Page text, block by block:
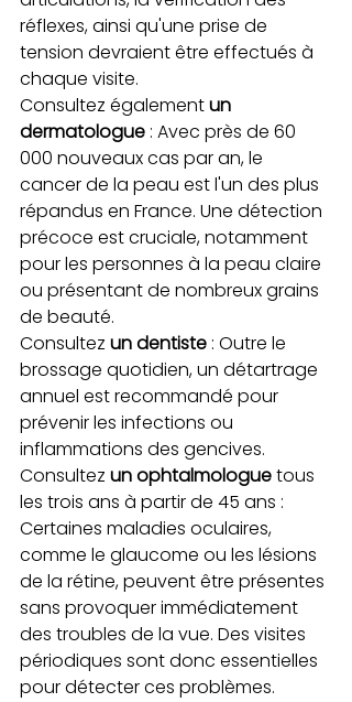
réflexes, ainsi qu'une prise de
tension devraient être effectués à
chaque visite.
Consultez également un
dermatologue : Avec près de 60
000 nouveaux cas par an, le
cancer de la peau est l'un des plus
répandus en France. Une détection
précoce est cruciale, notamment
pour les personnes à la peau claire
ou présentant de nombreux grains
de beauté.
Consultez un dentiste : Outre le
brossage quotidien, un détartrage
annuel est recommandé pour
prévenir les infections ou
inflammations des gencives.
Consultez un ophtalmologue tous
les trois ans à partir de 45 ans :
Certaines maladies oculaires,
comme le glaucome ou les lésions
de la rétine, peuvent être présentes
sans provoquer immédiatement
des troubles de la vue. Des visites
périodiques sont donc essentielles
pour détecter ces problèmes.